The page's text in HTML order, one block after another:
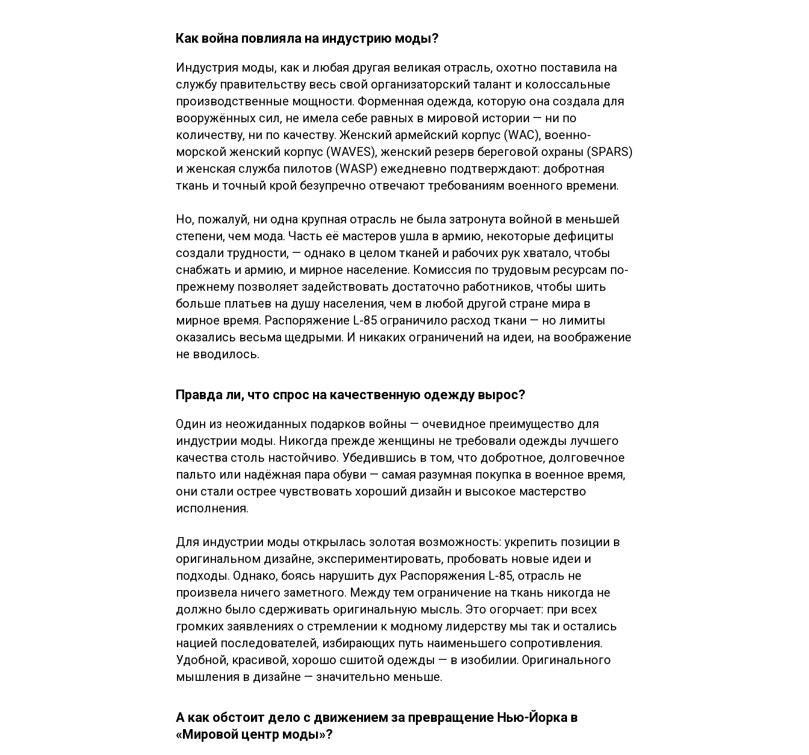
Как война повлияла на индустрию моды?
Индустрия моды, как и любая другая великая отрасль, охотно поставила на
службу правительству весь свой организаторский талант и колоссальные
производственные мощности. Форменная одежда, которую она создала для
вооружённых сил, не имела себе равных в мировой истории — ни по
количеству, ни по качеству. Женский армейский корпус (WAC), военно-
морской женский корпус (WAVES), женский резерв береговой охраны (SPARS)
и женская служба пилотов (WASP) ежедневно подтверждают: добротная
ткань и точный крой безупречно отвечают требованиям военного времени.
Но, пожалуй, ни одна крупная отрасль не была затронута войной в меньшей
степени, чем мода. Часть её мастеров ушла в армию, некоторые дефициты
создали трудности, — однако в целом тканей и рабочих рук хватало, чтобы
снабжать и армию, и мирное население. Комиссия по трудовым ресурсам по-
прежнему позволяет задействовать достаточно работников, чтобы шить
больше платьев на душу населения, чем в любой другой стране мира в
мирное время. Распоряжение L-85 ограничило расход ткани — но лимиты
оказались весьма щедрыми. И никаких ограничений на идеи, на воображение
не вводилось.
Правда ли, что спрос на качественную одежду вырос?
Один из неожиданных подарков войны — очевидное преимущество для
индустрии моды. Никогда прежде женщины не требовали одежды лучшего
качества столь настойчиво. Убедившись в том, что добротное, долговечное
пальто или надёжная пара обуви — самая разумная покупка в военное время,
они стали острее чувствовать хороший дизайн и высокое мастерство
исполнения.
Для индустрии моды открылась золотая возможность: укрепить позиции в
оригинальном дизайне, экспериментировать, пробовать новые идеи и
подходы. Однако, боясь нарушить дух Распоряжения L-85, отрасль не
произвела ничего заметного. Между тем ограничение на ткань никогда не
должно было сдерживать оригинальную мысль. Это огорчает: при всех
громких заявлениях о стремлении к модному лидерству мы так и остались
нацией последователей, избирающих путь наименьшего сопротивления.
Удобной, красивой, хорошо сшитой одежды — в изобилии. Оригинального
мышления в дизайне — значительно меньше.
А как обстоит дело с движением за превращение Нью-Йорка в
«Мировой центр моды»?